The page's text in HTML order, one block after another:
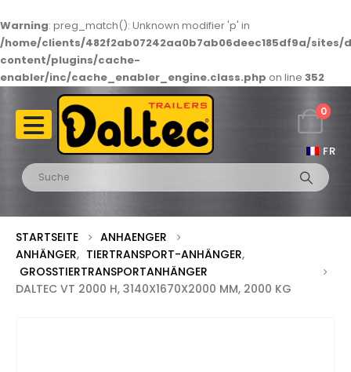
Warning: preg_match(): Unknown modifier 'p' in
/home/clients/482f2ab07242aa0b7ab06deec185df9a/
content/plugins/cache-
enabler/inc/cache_enabler_engine.class.php on line 352
FR
0
STARTSEITE
ANHAENGER
ANHÄNGER, TIERTRANSPORT-ANHÄNGER,
GROSSTIERTRANSPORTANHÄNGER
DALTEC VT 2000 H, 3140X1670X2000 MM, 2000 KG